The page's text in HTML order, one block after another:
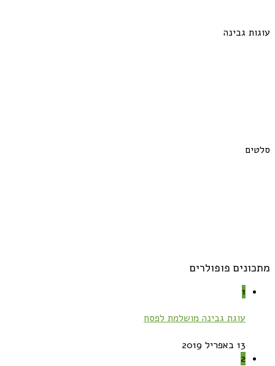
עוגות גבינה
סלטים
מתכונים פופולרים
1
עוגת גבינה מושלמת לפסח
13 באפריל 2019
2